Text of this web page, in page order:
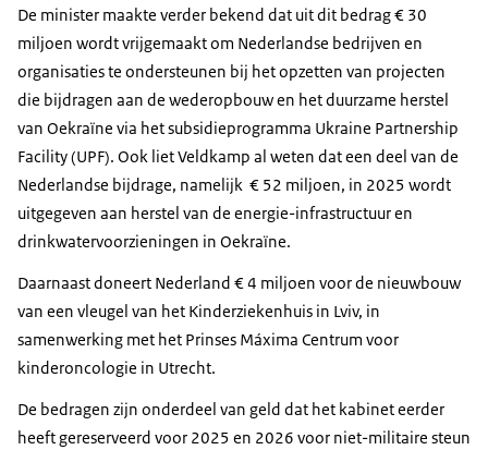
De minister maakte verder bekend dat uit dit bedrag € 30
miljoen wordt vrijgemaakt om Nederlandse bedrijven en
organisaties te ondersteunen bij het opzetten van projecten
die bijdragen aan de wederopbouw en het duurzame herstel
van Oekraïne via het subsidieprogramma Ukraine Partnership
Facility(UPF). Ook liet Veldkamp al weten dat een deel van de
Nederlandse bijdrage, namelijk € 52 miljoen, in 2025 wordt
uitgegeven aan herstel van de energie-infrastructuur en
drinkwatervoorzieningen in Oekraïne.
Daarnaast doneert Nederland € 4 miljoen voor de nieuwbouw
van een vleugel van het Kinderziekenhuis in Lviv, in
samenwerking met het Prinses Máxima Centrum voor
kinderoncologie in Utrecht.
De bedragen zijn onderdeel van geld dat het kabinet eerder
heeft gereserveerd voor 2025 en 2026 voor niet-militaire steun